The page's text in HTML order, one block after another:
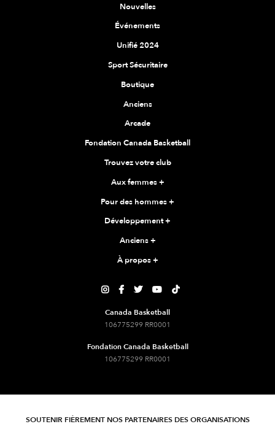
Nouvelles
Événements
Unifié 2024
Sport Sécuritaire
Boutique
Anciens
Arcade
Fondation Canada Basketball
Trouvez votre club
Aux femmes+
Pour des hommes+
Développement+
Anciens+
À propos+
    
Canada Basketball
106775299 RR0001
Fondation Canada Basketball
106775299 RR0001
SOUTENIR FIÈREMENT NOS PARTENAIRES DES ORGANISATIONS